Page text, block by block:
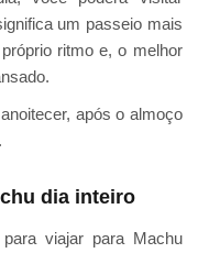
um passeio mais
ritmo e, o melhor
após o almoço
dia inteiro
viajar para Machu